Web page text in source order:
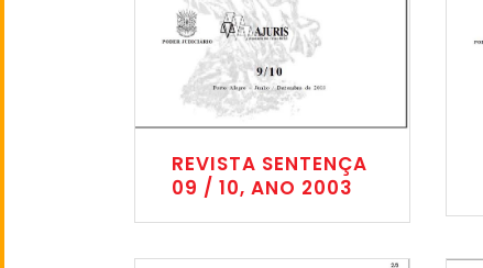
REVISTA SENTENÇA
09 / 10, ANO 2003